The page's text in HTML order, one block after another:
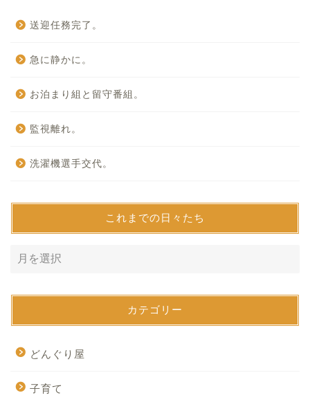
送迎任務完了。
急に静かに。
お泊まり組と留守番組。
監視離れ。
洗濯機選手交代。
これまでの日々たち
カテゴリー
どんぐり屋
子育て